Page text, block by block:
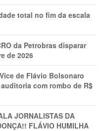
total no fim da escala
da Petrobras disparar
de 2026
de Flávio Bolsonaro
com rombo de R$
JORNALISTAS DA
FLÁVIO HUMILHA